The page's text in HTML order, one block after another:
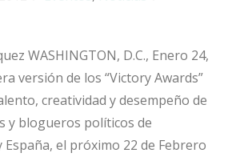
WASHINGTON, D.C., Enero 24,
versión de los “Victory Awards”
creatividad y desempeño de
y blogueros políticos de
España, el próximo 22 de Febrero